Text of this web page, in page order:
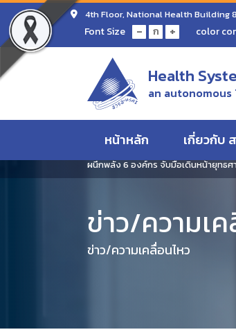
4th Floor, National Health Building
Font Size - ก + color
Health
an
หน้าหลัก เกี่ยวกับ
ผนึกพลัง 6 องค์กร จับมือเดินหน้ายุทธศ
ข่าว/ความเ
ข่าว/ความเคลื่อนไหว